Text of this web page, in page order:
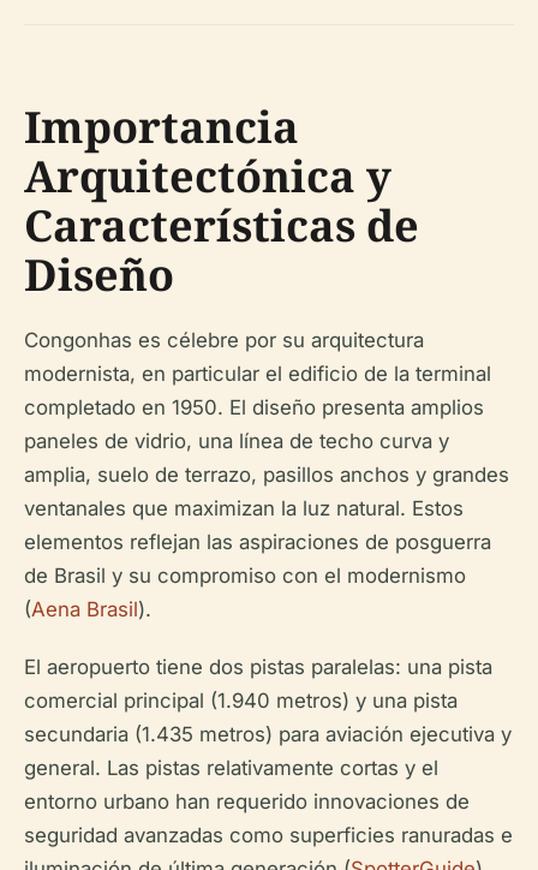
Importancia
Arquitectónica y
Características de
Diseño
Congonhas es célebre por su arquitectura
modernista, en particular el edificio de la terminal
completado en 1950. El diseño presenta amplios
paneles de vidrio, una línea de techo curva y
amplia, suelo de terrazo, pasillos anchos y grandes
ventanales que maximizan la luz natural. Estos
elementos reflejan las aspiraciones de posguerra
de Brasil y su compromiso con el modernismo
(Aena Brasil).
El aeropuerto tiene dos pistas paralelas: una pista
comercial principal (1.940 metros) y una pista
secundaria (1.435 metros) para aviación ejecutiva y
general. Las pistas relativamente cortas y el
entorno urbano han requerido innovaciones de
seguridad avanzadas como superficies ranuradas e